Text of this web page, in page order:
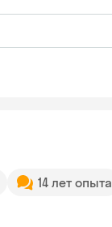
14 лет опыта